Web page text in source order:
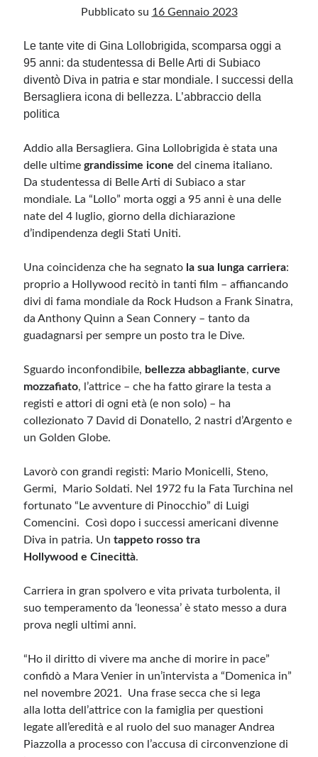
Archivio
Archivi
Categorie
Questo blog non rappresenta una testata giornalistica, in quanto viene aggiornato
senza alcuna periodicità. Non può pertanto considerarsi un prodotto editoriale ai
sensi della legge n· 62 del 7.03.2001. L’autore non è responsabile di quanto
pubblicato dai lettori nei commenti ai vari post. Saranno comunque cancellati quelli
ritenuti offensivi o lesivi dell’immagine o dell’onorabilità di terzi, di genere spam,
considerate di pubblico dominio. Qualora la loro pubblicazione violasse eventuali
immediatamente rimosse. L’autore del blog non è responsabile dei siti collegati
tramite link né del loro contenuto, che può essere soggetto a variazioni nel tempo.
Accedi
Feed dei commenti
Pubblicato su 16 Gennaio 2023
Le tante vite di Gina Lollobrigida, scomparsa oggi a
95 anni: da studentessa di Belle Arti di Subiaco
diventò Diva in patria e star mondiale. I successi della
Bersagliera icona di bellezza. L’abbraccio della
politica
Addio alla Bersagliera. Gina Lollobrigida è stata una
delle ultimegrandissime icone del cinema italiano.
Da studentessa di Belle Arti di Subiaco a star
mondiale. La “Lollo” morta oggi a 95 anni è una delle
nate del 4 luglio, giorno della dichiarazione
d’indipendenza degli Stati Uniti.
Una coincidenza che ha segnato la sua lunga carriera:
proprio a Hollywood recitò in tanti film – affiancando
divi di fama mondiale da Rock Hudson a Frank Sinatra,
da Anthony Quinn a Sean Connery – tanto da
guadagnarsi per sempre un posto tra le Dive.
Sguardo inconfondibile, bellezza abbagliante,curve
mozzafiato, l’attrice – che ha fatto girare la testa a
registi e attori di ogni età (e non solo) – ha
collezionato 7 David di Donatello, 2 nastri d’Argento e
un Golden Globe.
Lavorò con grandi registi: Mario Monicelli, Steno,
Germi, Mario Soldati. Nel 1972 fu la Fata Turchina nel
fortunato “Le avventure di Pinocchio” di Luigi
Comencini. Così dopo i successi americani divenne
Diva in patria. Un tappeto rosso tra
Hollywood e Cinecittà.
Carriera in gran spolvero e vita privata turbolenta, il
suo temperamento da ‘leonessa’ è stato messo a dura
prova negli ultimi anni.
“Ho il diritto di vivere ma anche di morire in pace”
confidò a Mara Venier in un’intervista a “Domenica in”
nel novembre 2021. Una frase secca che si lega
alla lotta dell’attrice con la famiglia per questioni
legate all’eredità e al ruolo del suo manager Andrea
Piazzolla a processo con l’accusa di circonvenzione di